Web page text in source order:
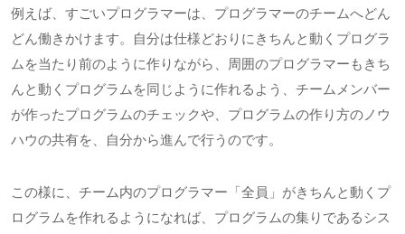
例えば、すごいプログラマーは、プログラマーのチームへどん
どん働きかけます。自分は仕様どおりにきちんと動くプログラ
ムを当たり前のように作りながら、周囲のプログラマーもきち
んと動くプログラムを同じように作れるよう、チームメンバー
が作ったプログラムのチェックや、プログラムの作り方のノウ
ハウの共有を、自分から進んで行うのです。
この様に、チーム内のプログラマー「全員」がきちんと動くプ
ログラムを作れるようになれば、プログラムの集りであるシス